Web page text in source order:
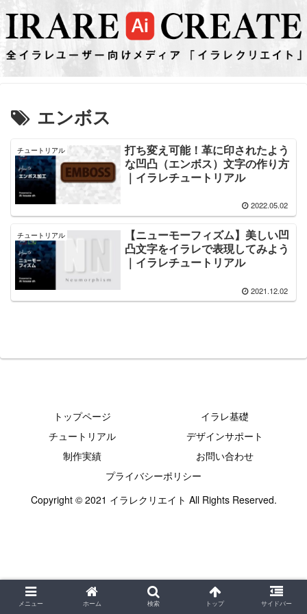
エンボス
チュートリアル
打ち変え可能！革に印されたよう
な凹凸（エンボス）文字の作り方
｜イラレチュートリアル
2022.05.02
チュートリアル
【ニューモーフィズム】美しい凹
凸文字をイラレで表現してみよう
｜イラレチュートリアル
2021.12.02
トップページ
イラレ基礎
チュートリアル
デザインサポート
制作実績
お問い合わせ
プライバシーポリシー
Copyright © 2021 イラレクリエイト All Rights Reserved.
メニュー ホーム 検索 トップ サイドバー